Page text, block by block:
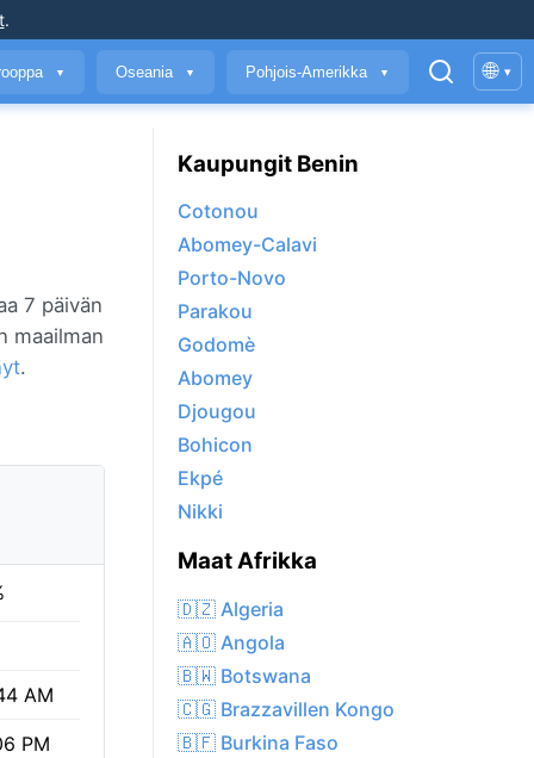
.
▼ Oseania ▼ Pohjois-Amerikka ▼ 🌐 ▾
7 päivän
maailman
.
AM
PM
Kaupungit Benin
Cotonou
Abomey-Calavi
Porto-Novo
Parakou
Godomè
Abomey
Djougou
Bohicon
Ekpé
Nikki
Maat Afrikka
🇩🇿 Algeria
🇦🇴 Angola
🇧🇼 Botswana
🇨🇬 Brazzavillen Kongo
🇧🇫 Burkina Faso